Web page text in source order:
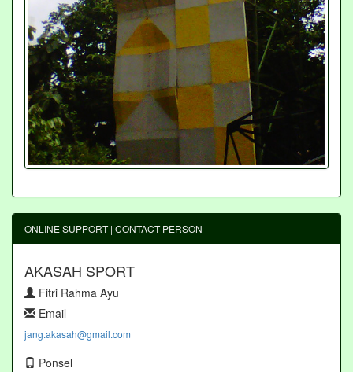
ONLINE SUPPORT | CONTACT PERSON
AKASAH SPORT
Fitri Rahma Ayu
Email
jang.akasah@gmail.com
Ponsel